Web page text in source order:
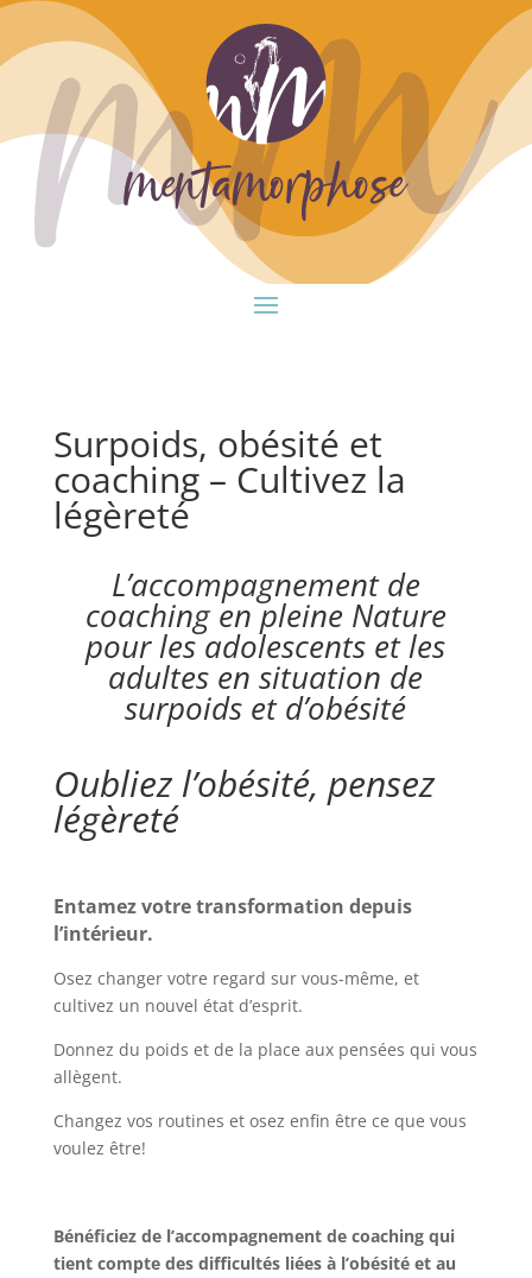
Surpoids, obésité et
coaching – Cultivez la
légèreté
L’accompagnement de
coaching en pleine Nature
pour les adolescents et les
adultes en situation de
surpoids et d’obésité
Oubliez l’obésité, pensez
légèreté
Entamez votre transformation depuis
l’intérieur.
Osez changer votre regard sur vous-même, et
cultivez un nouvel état d’esprit.
Donnez du poids et de la place aux pensées qui vous
allègent.
Changez vos routines et osez enfin être ce que vous
voulez être!
Bénéficiez de l’accompagnement de coaching qui
tient compte des difficultés liées à l’obésité et au